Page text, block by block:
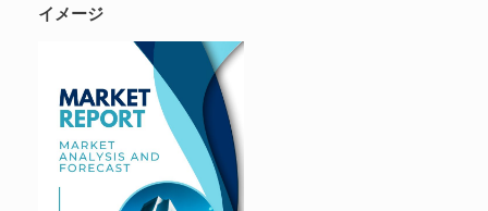
イメージ